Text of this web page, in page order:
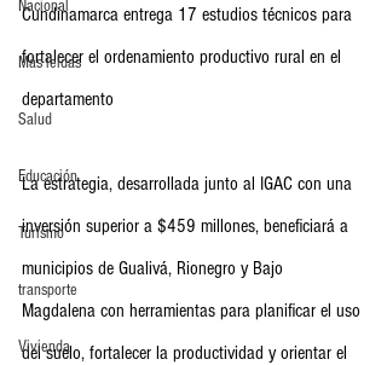
Nacional
Más leídas
Salud
Educación
Turismo
transporte
Vivienda
Cundinamarca entrega 17 estudios técnicos para
fortalecer el ordenamiento productivo rural en el
departamento
La estrategia, desarrollada junto al IGAC con una
inversión superior a $459 millones, beneficiará a
municipios de Gualivá, Rionegro y Bajo
Magdalena con herramientas para planificar el uso
del suelo, fortalecer la productividad y orientar el